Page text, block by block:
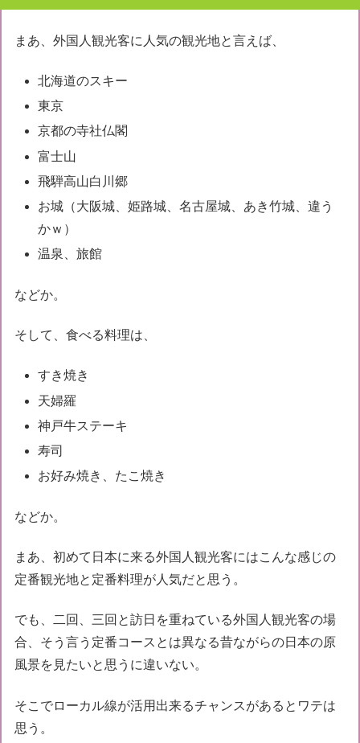
まあ、外国人観光客に人気の観光地と言えば、
北海道のスキー
東京
京都の寺社仏閣
富士山
飛騨高山白川郷
お城（大阪城、姫路城、名古屋城、あき竹城、違う
かｗ）
温泉、旅館
などか。
そして、食べる料理は、
すき焼き
天婦羅
神戸牛ステーキ
寿司
お好み焼き、たこ焼き
などか。
まあ、初めて日本に来る外国人観光客にはこんな感じの
定番観光地と定番料理が人気だと思う。
でも、二回、三回と訪日を重ねている外国人観光客の場
合、そう言う定番コースとは異なる昔ながらの日本の原
風景を見たいと思うに違いない。
そこでローカル線が活用出来るチャンスがあるとワテは
思う。